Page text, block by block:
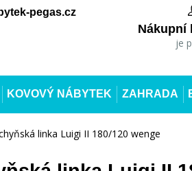
pegas.cz
Nákupní
je
KOVOVÝ NÁBYTEK ZAHRADA
linka Luigi II 180/120 wenge